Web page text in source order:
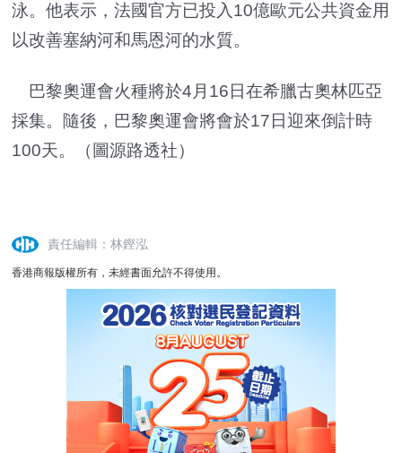
泳。他表示，法國官方已投入10億歐元公共資金用
以改善塞納河和馬恩河的水質。
巴黎奧運會火種將於4月16日在希臘古奧林匹亞
採集。隨後，巴黎奧運會將會於17日迎來倒計時
100天。（圖源路透社）
責任編輯：林鏗泓
香港商報版權所有，未經書面允許不得使用。